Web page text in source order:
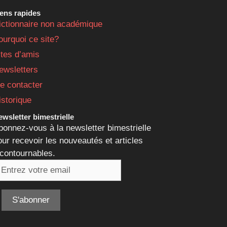
rapides
non académique
ce site?
d’amis
contacter
bimestrielle
vous à la newsletter bimestrielle
recevoir les nouveautés et articles